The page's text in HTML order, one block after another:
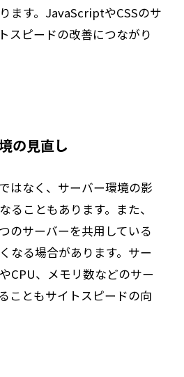
ます。JavaScriptやCSSのサ
スピードの改善につながり
の見直し
はなく、サーバー環境の影
ることもあります。また、
のサーバーを共用している
なる場合があります。サー
CPU、メモリ数などのサー
こともサイトスピードの向